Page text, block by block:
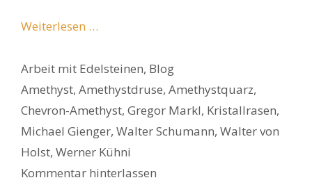
Weiterlesen …
Kategorien
Arbeit mit Edelsteinen, Blog
Schlagwörter
Amethyst, Amethystdruse, Amethystquarz,
Chevron-Amethyst, Gregor Markl, Kristallrasen,
Michael Gienger, Walter Schumann, Walter von
Holst, Werner Kühni
Kommentar hinterlassen